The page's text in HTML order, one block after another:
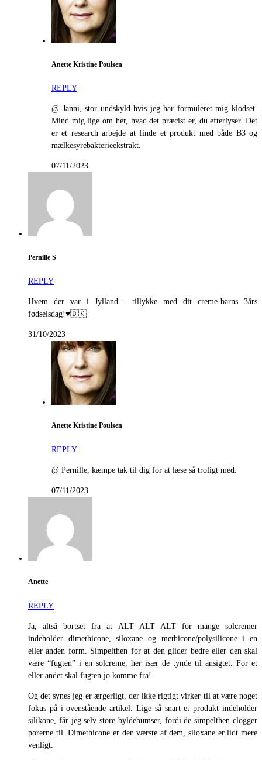
Anette Kristine Poulsen
REPLY
@ Janni, stor undskyld hvis jeg har formuleret mig klodset.
Mind mig lige om her, hvad det præcist er, du efterlyser. Det
er et research arbejde at finde et produkt med både B3 og
mælkesyrebakterieekstrakt.
07/11/2023
Pernille S
REPLY
Hvem der var i Jylland… tillykke med dit creme-barns 3års
fødselsdag!♥️🇩🇰
31/10/2023
Anette Kristine Poulsen
REPLY
@ Pernille, kæmpe tak til dig for at læse så troligt med.
07/11/2023
Anette
REPLY
Ja, altså bortset fra at ALT ALT ALT for mange solcremer
indeholder dimethicone, siloxane og methicone/polysilicone i en
eller anden form. Simpelthen for at den glider bedre eller den skal
være “fugten” i en solcreme, her især de tynde til ansigtet. For et
eller andet skal fugten jo komme fra!
Og det synes jeg er ærgerligt, der ikke rigtigt virker til at være noget
fokus på i ovenstående artikel. Lige så snart et produkt indeholder
silikone, får jeg selv store byldebumser, fordi de simpelthen clogger
porerne til. Dimethicone er den værste af dem, siloxane er lidt mere
venligt.